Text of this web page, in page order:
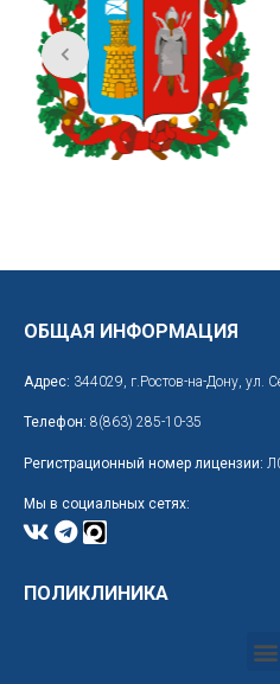
ОБЩАЯ ИНФОРМАЦИЯ
Адрес: 344029, г.Ростов-на-Дону, ул.
Телефон: 8(863) 285-10-35
Регистрационный номер лицензии:
Мы в социальных сетях:
ПОЛИКЛИНИКА